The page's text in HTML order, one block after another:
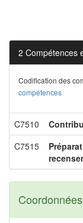
2 Compétences
Codification des
compétences
C7510
C7515
Coordonnées